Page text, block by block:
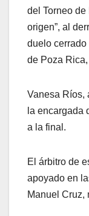
del Torneo de
origen”, al
duelo cerrado
de Poza
Vanesa Ríos,
la encargada
a la final.
El árbitro de
apoyado en
Manuel Cruz,